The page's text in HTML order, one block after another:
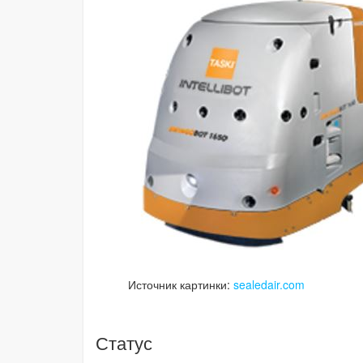
Источник картинки: sealedair.com
Статус